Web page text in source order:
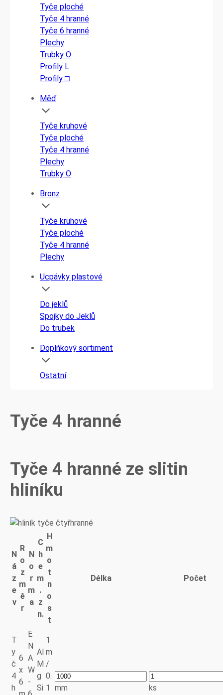
Tyče ploché
Tyče 4 hranné
Tyče 6 hranné
Plechy
Trubky O
Profily L
Profily □
Měď
Tyče kruhové
Tyče ploché
Tyče 4 hranné
Plechy
Trubky O
Bronz
Tyče kruhové
Tyče ploché
Tyče 4 hranné
Plechy
Ucpávky plastové
Do jeklů
Spojky do Jeklů
Do trubek
Doplňkový sortiment
Ostatní
Tyče 4 hranné
Tyče 4 hranné ze slitin
hliníku
N
á
z
e
v
R
o
z
m
ě
r
N
o
r
m
a
C
h
e
m
.
z
n.
H
m
o
t
n
o
s
t
Délka Počet
T
y
č
4
h
6
x
6
E
N
A
W
-
Al
M
g
Si
1
m
/
0.
1
mm ks